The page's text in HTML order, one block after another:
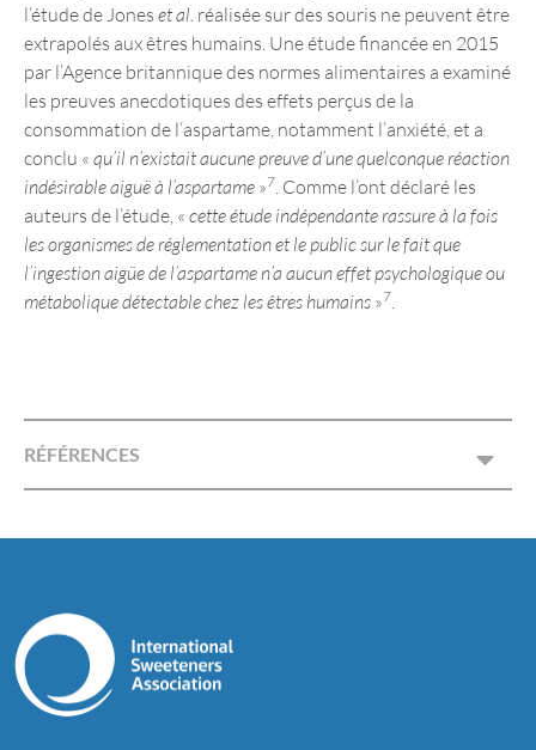
l’étude de Jones et al. réalisée sur des souris ne peuvent être
extrapolés aux êtres humains. Une étude financée en 2015
par l’Agence britannique des normes alimentaires a examiné
les preuves anecdotiques des effets perçus de la
consommation de l’aspartame, notamment l’anxiété, et a
conclu « qu’il n’existait aucune preuve d’une quelconque réaction
indésirable aiguë à l’aspartame »7 . Comme l’ont déclaré les
auteurs de l’étude, « cette étude indépendante rassure à la fois
les organismes de réglementation et le public sur le fait que
l’ingestion aigüe de l’aspartame n’a aucun effet psychologique ou
métabolique détectable chez les êtres humains »7
RÉFÉRENCES